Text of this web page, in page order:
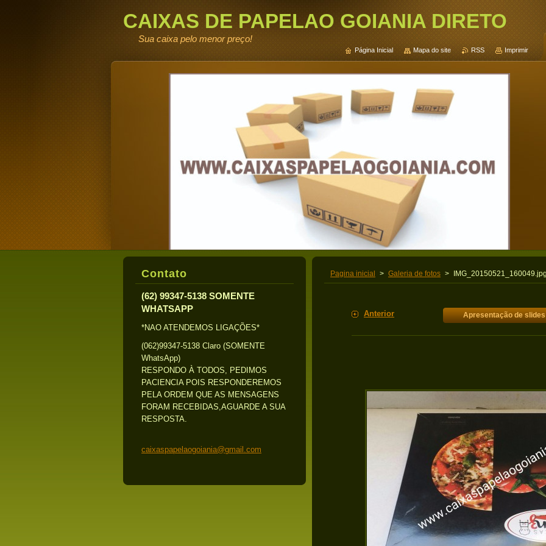
CAIXAS DE PAPELAO GOIANIA DIRETO
DE FABRICA
Sua caixa pelo menor preço!
Pagina inicial > Galeria de fotos >
Anterior Apresentação de slides
Contato
(62) 99347-5138 SOMENTE
WHATSAPP
*NAO ATENDEMOS LIGAÇÕES*
(062)99347-5138 Claro (SOMENTE
WhatsApp)
RESPONDO À TODOS, PEDIMOS
PACIENCIA POIS RESPONDEREMOS
PELA ORDEM QUE AS MENSAGENS
FORAM RECEBIDAS,AGUARDE A SUA
RESPOSTA.
caixaspapelaogoiania@gmail.com
Página Inicial Mapa do site RSS Imprimir